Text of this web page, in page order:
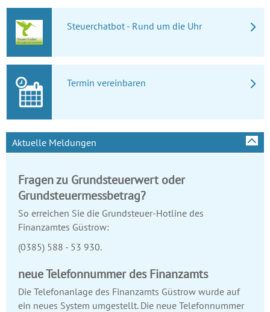
Steuerchatbot - Rund um die Uhr
Termin vereinbaren
Aktuelle Meldungen
Fragen zu Grundsteuerwert oder
Grundsteuermessbetrag?
So erreichen Sie die Grundsteuer-Hotline des
Finanzamtes Güstrow:
(0385) 588 - 53 930.
neue Telefonnummer des Finanzamts
Die Telefonanlage des Finanzamts Güstrow wurde auf
ein neues System umgestellt. Die neue Telefonnummer